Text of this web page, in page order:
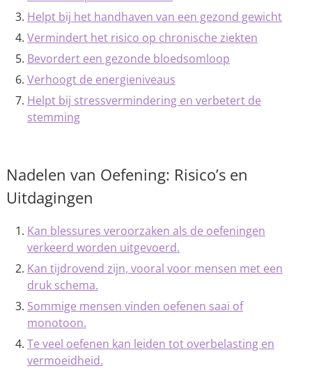
Helpt bij het handhaven van een gezond gewicht
Vermindert het risico op chronische ziekten
Bevordert een gezonde bloedsomloop
Verhoogt de energieniveaus
Helpt bij stressvermindering en verbetert de
stemming
Nadelen van Oefening: Risico’s en
Uitdagingen
Kan blessures veroorzaken als de oefeningen
verkeerd worden uitgevoerd.
Kan tijdrovend zijn, vooral voor mensen met een
druk schema.
Sommige mensen vinden oefenen saai of
monotoon.
Te veel oefenen kan leiden tot overbelasting en
vermoeidheid.